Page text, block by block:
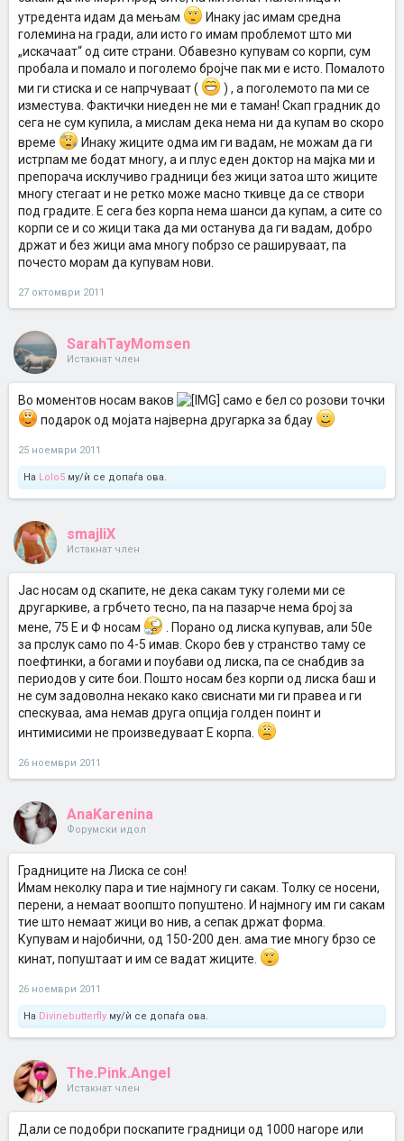
утредента идам да мењам
Инаку јас имам средна
големина на гради, али исто го имам проблемот што ми
„искачаат“ од сите страни. Обавезно купувам со корпи, сум
пробала и помало и поголемо бројче пак ми е исто. Помалото
ми ги стиска и се напрчуваат (
) , а поголемото па ми се
изместува. Фактички ниеден не ми е таман! Скап градник до
сега не сум купила, а мислам дека нема ни да купам во скоро
време
Инаку жиците одма им ги вадам, не можам да ги
истрпам ме бодат многу, а и плус еден доктор на мајка ми и
препорача исклучиво градници без жици затоа што жиците
многу стегаат и не ретко може масно ткивце да се створи
под градите. Е сега без корпа нема шанси да купам, а сите со
корпи се и со жици така да ми останува да ги вадам, добро
држат и без жици ама многу побрзо се рашируваат, па
почесто морам да купувам нови.
27 октомври 2011
SarahTayMomsen
Истакнат член
Во моментов носам ваков
само е бел со розови точки
подарок од мојата најверна другарка за бдау
25 ноември 2011
На Lolo5 му/ѝ се допаѓа ова.
smajliX
Истакнат член
Јас носам од скапите, не дека сакам туку големи ми се
другаркиве, а грбчето тесно, па на пазарче нема број за
мене, 75 Е и Ф носам
. Порано од лиска купував, али 50е
за прслук само по 4-5 имав. Скоро бев у странство таму се
поефтинки, а богами и поубави од лиска, па се снабдив за
периодов у сите бои. Пошто носам без корпи од лиска баш и
не сум задоволна некако како свиснати ми ги правеа и ги
спескуваа, ама немав друга опција голден поинт и
интимисими не произведуваат Е корпа.
26 ноември 2011
AnaKarenina
Форумски идол
Градниците на Лиска се сон!
Имам неколку пара и тие најмногу ги сакам. Толку се носени,
перени, а немаат воопшто попуштено. И најмногу им ги сакам
тие што немаат жици во нив, а сепак држат форма.
Купувам и најобични, од 150-200 ден. ама тие многу брзо се
кинат, попуштаат и им се вадат жиците.
26 ноември 2011
На Divinebutterfly му/ѝ се допаѓа ова.
The.Pink.Angel
Истакнат член
Дали се подобри поскапите градници од 1000 нагоре или